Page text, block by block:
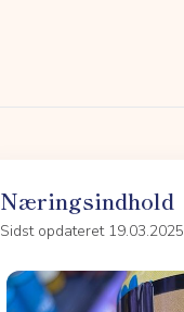
Næringsindhold
Sidst opdateret 19.03.2025